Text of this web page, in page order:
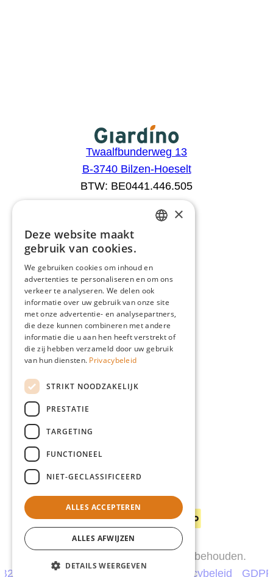
Twaalfbunderweg 13
B-3740 Bilzen-Hoeselt
BTW: BE0441.446.505
Aanbod
Configurator
Producten
Advies
Blog
Giardino
Team
Dealers
Klantenservice
Betaalwijzen
© 2026 Giardino. Alle rechten voorbehouden.
B2C
Privacybeleid GDPR
ENGLISH
GERMAN
×
Deze website maakt
gebruik van cookies.
We gebruiken cookies om inhoud en
advertenties te personaliseren en om ons
verkeer te analyseren. We delen ook
informatie over uw gebruik van onze site
met onze advertentie- en analysepartners,
die deze kunnen combineren met andere
informatie die u aan hen heeft verstrekt of
die zij hebben verzameld door uw gebruik
van hun diensten. Privacybeleid
STRIKT NOODZAKELIJK
PRESTATIE
TARGETING
FUNCTIONEEL
NIET-GECLASSIFICEERD
ALLES ACCEPTEREN
ALLES AFWIJZEN
DETAILS WEERGEVEN